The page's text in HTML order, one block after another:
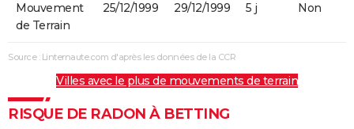
Mouvement
de Terrain
25/12/1999 29/12/1999 5 j Non
Source : Linternaute.com d'après les données de la CCR
Villes avec le plus de mouvements de terrain
RISQUE DE RADON À BETTING